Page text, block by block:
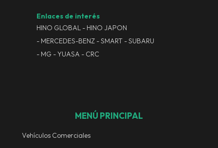
Enlaces de interés
HINO GLOBAL - HINO JAPON
- MERCEDES-BENZ - SMART - SUBARU
- MG - YUASA - CRC
MENÚ PRINCIPAL
Vehículos Comerciales